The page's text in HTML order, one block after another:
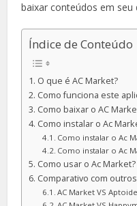
baixar conteúdos em seu
Índice de Conteúdo
O que é AC Market?
Como funciona este
Como baixar o AC
Como instalar o Ac
Como instalar o Ac
Como instalar o Ac
Como usar o Ac Market?
Comparativo com
AC Market VS Aptoide